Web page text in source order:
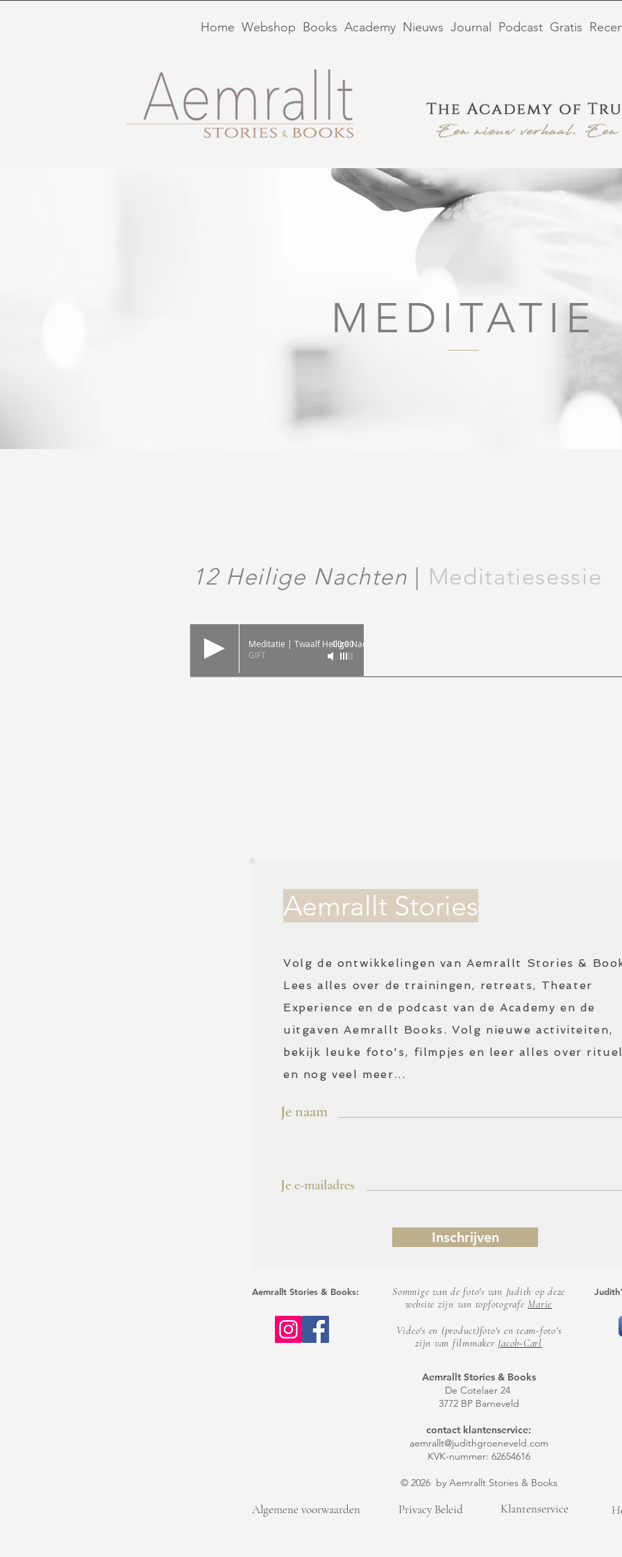
Home Webshop Books Academy Nieuws Journal Podcast Gratis
MEDITATIE
Meditatie | Twaalf Heilige Nachten
GIFT
00:00
12 Heilige Nachten Meditatiesessie
Aemrallt Stories
Volg de ontwikkelingen van Aemrallt Stories &
Lees alles over de trainingen, retreats, Theater
Experience en de podcast van de Academy en de
uitgavenAemrallt Books. Volg nieuwe activiteiten,
bekijk leuke foto's, filmpjes en leer alles over
en nog veel meer...
Je naam
Je e-mailadres
Inschrijven
Aemrallt Stories & Books:
Sommige van de foto's van Judith op deze
website zijn van topfotografeMarie
Video's en (product)foto's en team-foto's
zijn van filmmaker Jacob-Carl
Aemrallt Stories & Books
De Cotelaer 24
3772 BP Barneveld
contact klantenservice:
aemrallt@judithgroeneveld.com
KVK-nummer: 62654616
© 2026 by Aemrallt Stories & Books
Algemene voorwaarden Privacy Beleid Klantenservice